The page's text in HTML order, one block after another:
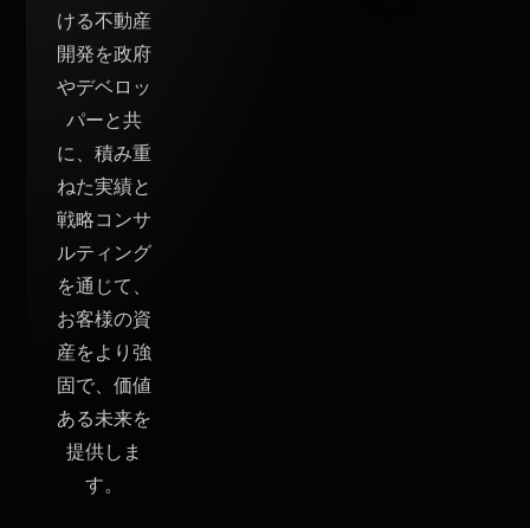
ける不動産
開発を政府
やデベロッ
パーと共
に、積み重
ねた実績と
戦略コンサ
ルティング
を通じて、
お客様の資
産をより強
固で、価値
ある未来を
提供しま
す。